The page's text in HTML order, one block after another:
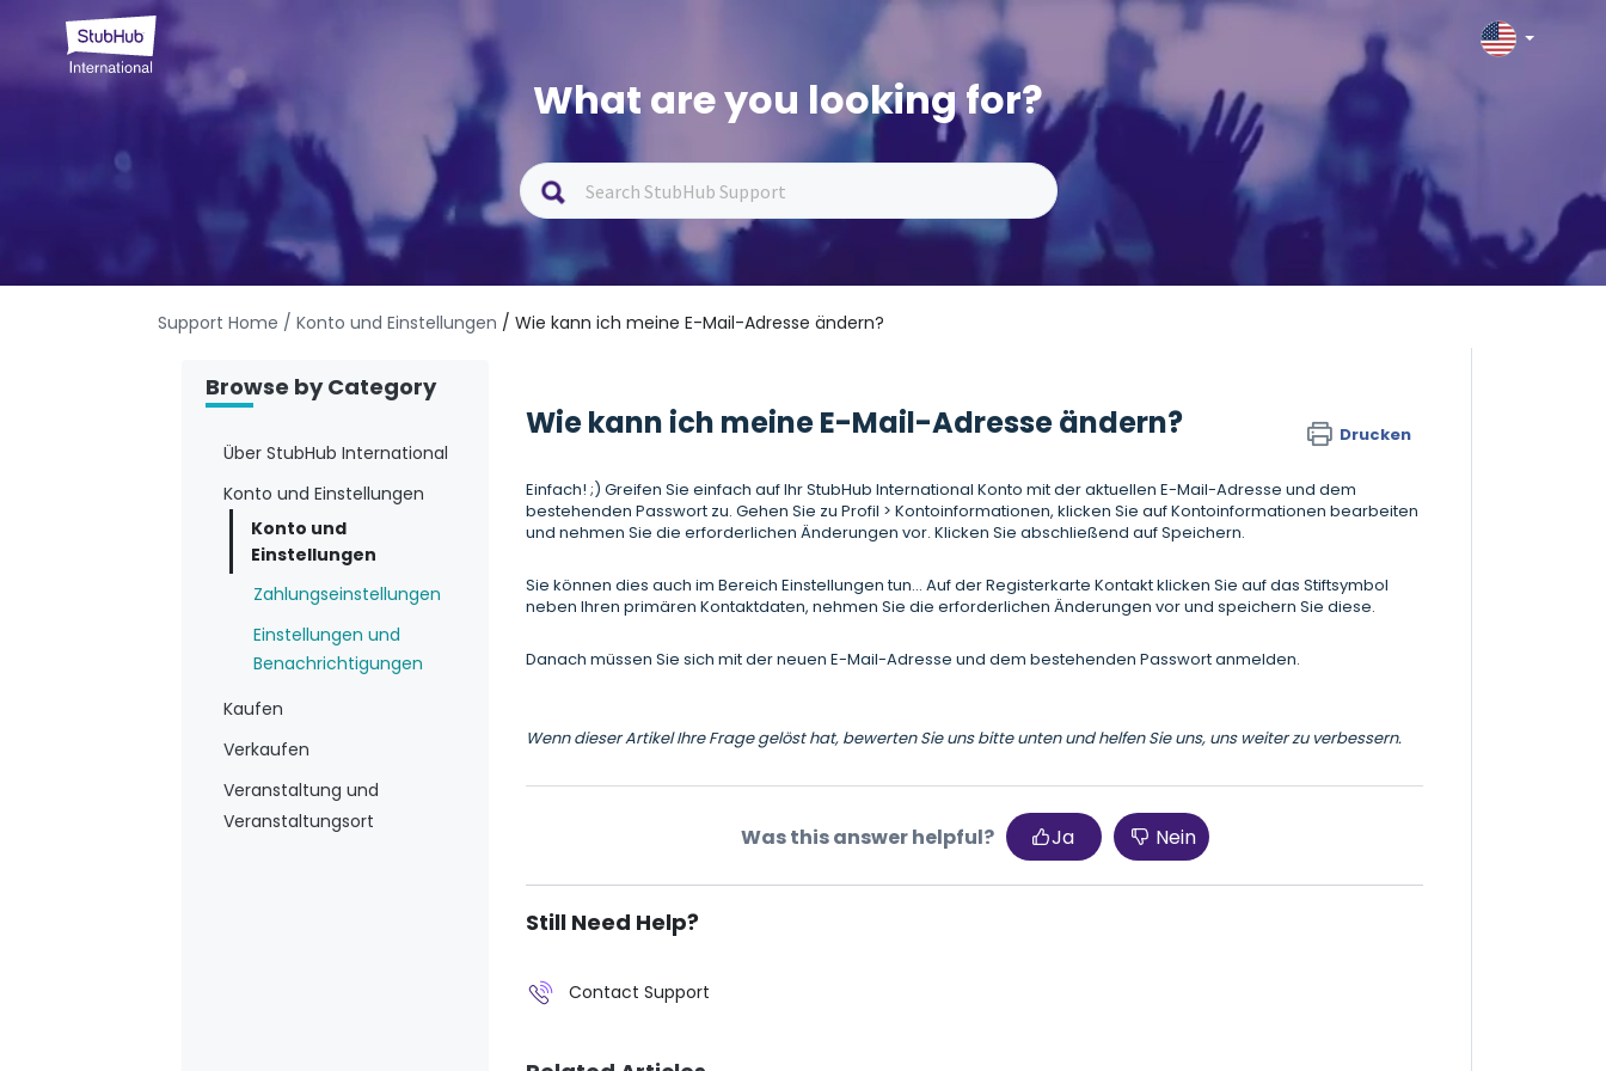
What are you looking for?
Support Home / Konto und Einstellungen / Wie kann ich meine E-Mail-Adresse ändern?
Browse by Category
Über StubHub International
Konto und Einstellungen
Konto und
Einstellungen
Zahlungseinstellungen
Einstellungen und
Benachrichtigungen
Kaufen
Verkaufen
Veranstaltung und
Veranstaltungsort
Wie kann ich meine E-Mail-Adresse ändern? Drucken
Einfach! ;) Greifen Sie einfach auf Ihr StubHub International Konto mit der aktuellen E-Mail-Adresse und dem
bestehenden Passwort zu. Gehen Sie zu Profil > Kontoinformationen, klicken Sie auf Kontoinformationen bearbeiten
und nehmen Sie die erforderlichen Änderungen vor. Klicken Sie abschließend auf Speichern.
Sie können dies auch im Bereich Einstellungen tun... Auf der Registerkarte Kontakt klicken Sie auf das Stiftsymbol
neben Ihren primären Kontaktdaten, nehmen Sie die erforderlichen Änderungen vor und speichern Sie diese.
Danach müssen Sie sich mit der neuen E-Mail-Adresse und dem bestehenden Passwort anmelden.
Wenn dieser Artikel Ihre Frage gelöst hat, bewerten Sie uns bitte unten und helfen Sie uns, uns weiter zu verbessern.
Was this answer helpful? Ja Nein
Still Need Help?
Contact Support